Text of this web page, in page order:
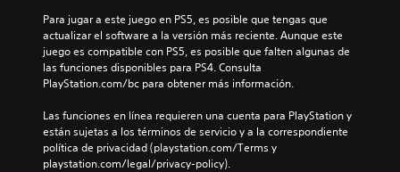
Para jugar a este juego en PS5, es posible que tengas que
actualizar el software a la versión más reciente. Aunque este
juego es compatible con PS5, es posible que falten algunas de
las funciones disponibles para PS4. Consulta
PlayStation.com/bc para obtener más información.
Las funciones en línea requieren una cuenta para PlayStation y
están sujetas a los términos de servicio y a la correspondiente
política de privacidad (playstation.com/Terms y
playstation.com/legal/privacy-policy).